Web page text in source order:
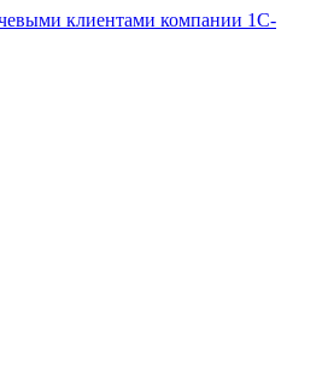
клиентами компании 1С-